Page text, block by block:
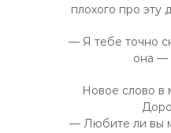
плохого про эту
— Я тебе точно
она —
Новое слово в
— Любите ли вы